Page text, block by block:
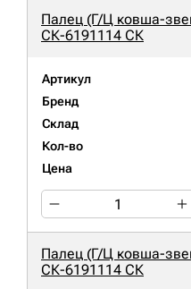
Палец (Г/Ц ковша-
СК-6191114 СК
Артикул
Бренд
Склад
Кол-во
Цена
Палец (Г/Ц ковша-
СК-6191114 СК